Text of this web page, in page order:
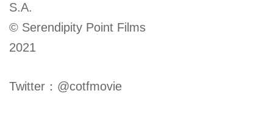
S.A.
© Serendipity Point Films
2021
Twitter：@cotfmovie